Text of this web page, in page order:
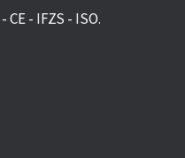
CE - IFZS - ISO.